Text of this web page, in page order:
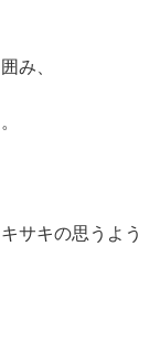
み、
サキの思うよう